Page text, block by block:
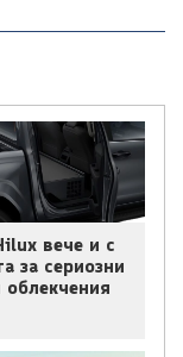
вече и с
за сериозни